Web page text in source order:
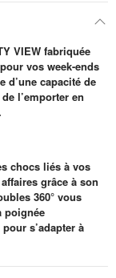
VIEW fabriquée
vos week-ends
capacité de
l’emporter en
chocs liés à vos
grâce à son
360° vous
poignée
s’adapter à